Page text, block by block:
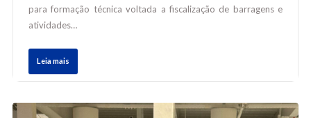
para formação técnica voltada a fiscalização de barragens e
atividades…
Leia mais